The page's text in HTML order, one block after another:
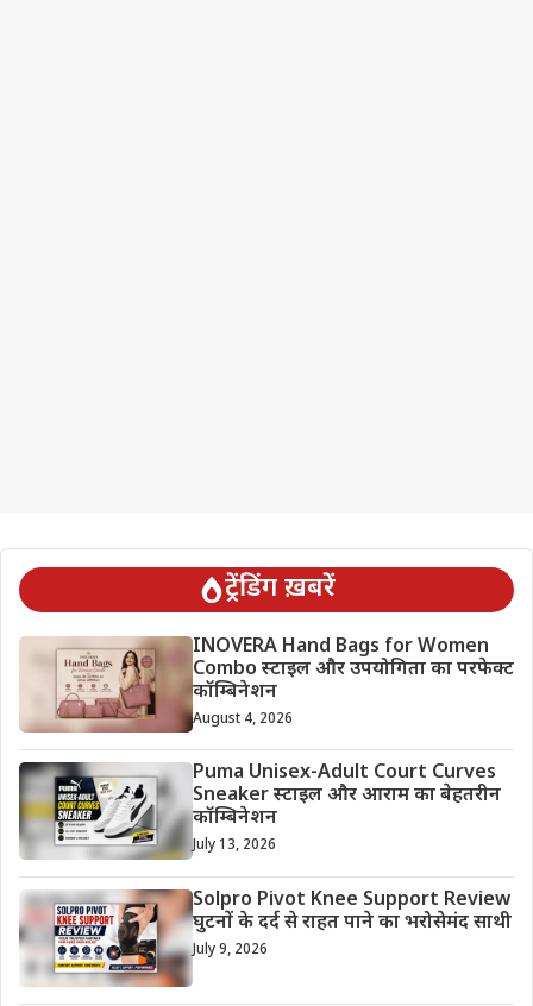
ट्रेंडिंग ख़बरें
INOVERA Hand Bags for Women
Combo स्टाइल और उपयोगिता का परफेक्ट
कॉम्बिनेशन
August 4, 2026
Puma Unisex-Adult Court Curves
Sneaker स्टाइल और आराम का बेहतरीन
कॉम्बिनेशन
July 13, 2026
Solpro Pivot Knee Support Review
घुटनों के दर्द से राहत पाने का भरोसेमंद साथी
July 9, 2026